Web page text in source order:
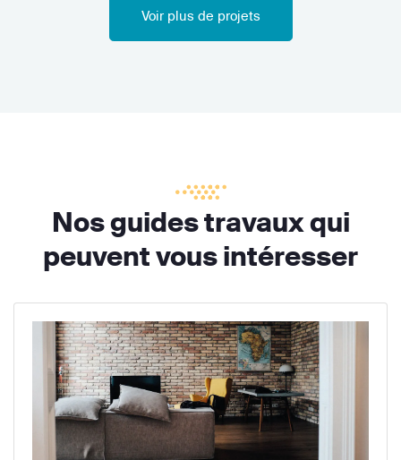
Voir plus de projets
Nos guides travaux qui
peuvent vous intéresser